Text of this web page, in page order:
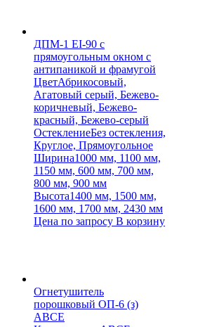
ДПМ-1 EI-90 с
прямоугольным окном с
антипаникой и фрамугой
ЦветАбрикосовый,
Агатовый серый, Бежево-
коричневый, Бежево-
красный, Бежево-серый
ОстеклениеБез остекления,
Круглое, Прямоугольное
Ширина1000 мм, 1100 мм,
1150 мм, 600 мм, 700 мм,
800 мм, 900 мм
Высота1400 мм, 1500 мм,
1600 мм, 1700 мм, 2430 мм
Цена по запросу В корзину
Огнетушитель
порошковый ОП-6 (з)
АВСЕ